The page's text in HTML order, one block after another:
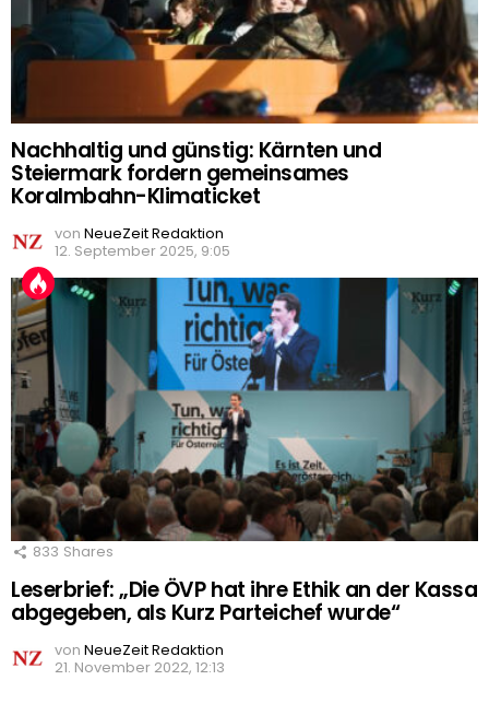
Nachhaltig und günstig: Kärnten und
Steiermark fordern gemeinsames
Koralmbahn-Klimaticket
von NeueZeit Redaktion
12. September 2025, 9:05
833 Shares
Leserbrief: „Die ÖVP hat ihre Ethik an der Kassa
abgegeben, als Kurz Parteichef wurde“
von NeueZeit Redaktion
21. November 2022, 12:13